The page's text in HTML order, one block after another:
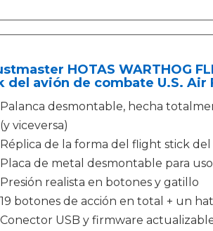
HOTAS WARTHOG
del avión de combate U.S. Air
Palanca desmontable, hecha
(y viceversa)
Réplica de la forma del flight stick del
Placa de metal desmontable para
Presión realista en botones y gatillo
19 botones de acción en total + un
Conector USB y firmware